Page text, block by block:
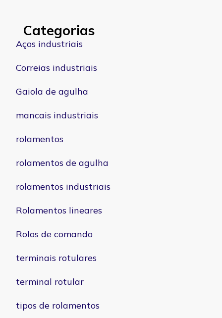
Categorias
Aços industriais
Correias industriais
Gaiola de agulha
mancais industriais
rolamentos
rolamentos de agulha
rolamentos industriais
Rolamentos lineares
Rolos de comando
terminais rotulares
terminal rotular
tipos de rolamentos